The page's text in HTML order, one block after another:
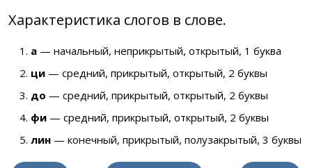
Характеристика слогов в слове.
а — начальный, неприкрытый, открытый, 1 буква
ци — средний, прикрытый, открытый, 2 буквы
до — средний, прикрытый, открытый, 2 буквы
фи — средний, прикрытый, открытый, 2 буквы
лин — конечный, прикрытый, полузакрытый, 3 буквы